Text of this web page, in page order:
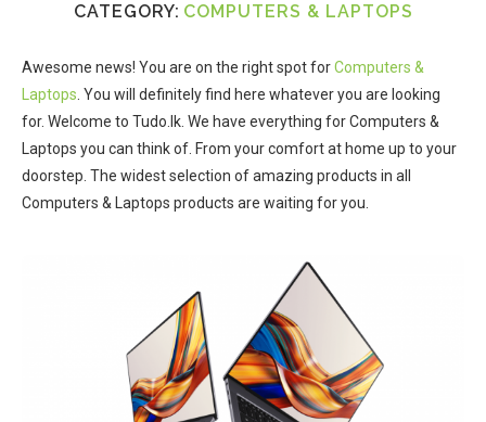
CATEGORY: COMPUTERS & LAPTOPS
Awesome news! You are on the right spot forComputers &
Laptops . You will definitely find here whatever you are looking
for. Welcome to Tudo.lk. We have everything for Computers &
Laptops you can think of. From your comfort at home up to your
doorstep. The widest selection of amazing products in all
Computers & Laptops products are waiting for you.